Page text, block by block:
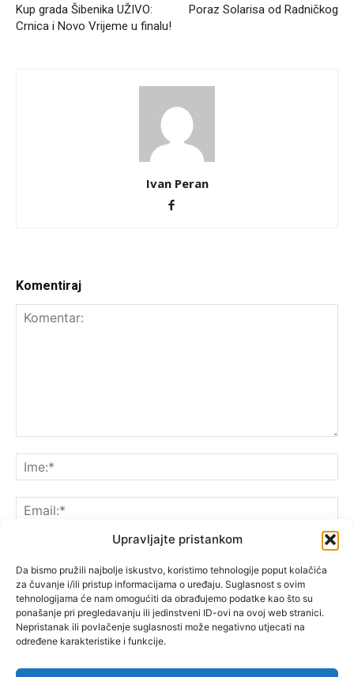
Upravljajte pristankom
Da bismo pružili najbolje iskustvo, koristimo tehnologije poput kolačića
za čuvanje i/ili pristup informacijama o uređaju. Suglasnost s ovim
tehnologijama će nam omogućiti da obrađujemo podatke kao što su
ponašanje pri pregledavanju ili jedinstveni ID-ovi na ovoj web stranici.
Nepristanak ili povlačenje suglasnosti može negativno utjecati na
određene karakteristike i funkcije.
Kup grada Šibenika UŽIVO:
Crnica i Novo Vrijeme u finalu!
Poraz Solarisa od Radničkog
Ivan Peran
Komentiraj
Spremite moje ime, e-poštu i web-lokaciju u ovom
pregledniku sljedeći put kada komentarirate.